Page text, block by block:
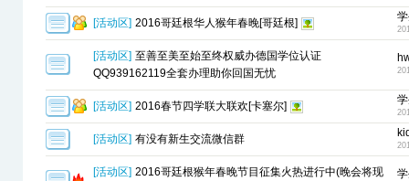
[活动区] 2016哥廷根华人猴年春晚[哥廷根]
[活动区] 至善至美至始至终权威办德国学位认证
QQ939162119全套办理助你回国无忧
[活动区] 2016春节四学联大联欢[卡塞尔]
[活动区] 有没有新生交流微信群
[活动区] 2016哥廷根猴年春晚节目征集火热进行中(晚会将现